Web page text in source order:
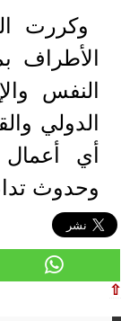
وكررت
الأطراف
النفس
الدولي
أي أعمال
وحدوث
⇧